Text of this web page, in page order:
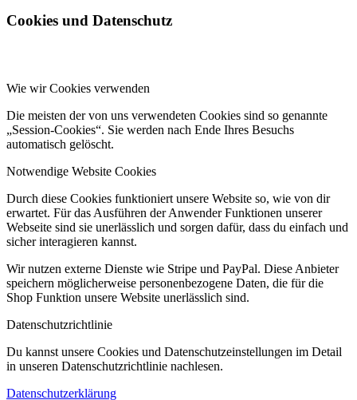
Cookies und Datenschutz
Wie wir Cookies verwenden
Die meisten der von uns verwendeten Cookies sind so genannte
„Session-Cookies“. Sie werden nach Ende Ihres Besuchs
automatisch gelöscht.
Notwendige Website Cookies
Durch diese Cookies funktioniert unsere Website so, wie von dir
erwartet. Für das Ausführen der Anwender Funktionen unserer
Webseite sind sie unerlässlich und sorgen dafür, dass du einfach und
sicher interagieren kannst.
Wir nutzen externe Dienste wie Stripe und PayPal. Diese Anbieter
speichern möglicherweise personenbezogene Daten, die für die
Shop Funktion unsere Website unerlässlich sind.
Datenschutzrichtlinie
Du kannst unsere Cookies und Datenschutzeinstellungen im Detail
in unseren Datenschutzrichtlinie nachlesen.
Datenschutzerklärung